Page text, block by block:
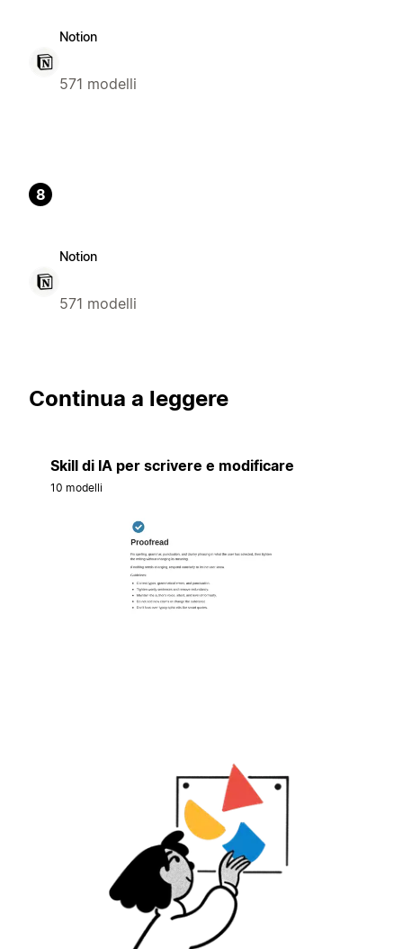
Notion
571 modelli
8
Notion
571 modelli
Continua a leggere
Skill di IA per scrivere e modificare
10 modelli